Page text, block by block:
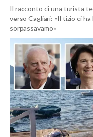
Il racconto di una turista
verso Cagliari: «Il tizio ci
sorpassavamo»